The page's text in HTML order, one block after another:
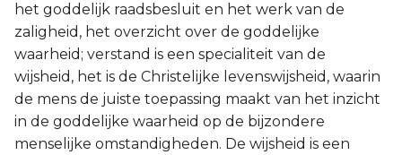
het goddelijk raadsbesluit en het werk van de
zaligheid, het overzicht over de goddelijke
waarheid; verstand is een specialiteit van de
wijsheid, het is de Christelijke levenswijsheid, waarin
de mens de juiste toepassing maakt van het inzicht
in de goddelijke waarheid op de bijzondere
menselijke omstandigheden. De wijsheid is een